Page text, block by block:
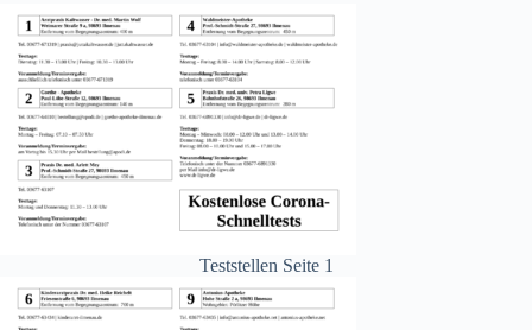
Teststellen Seite 1